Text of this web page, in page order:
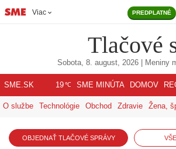
Viac PREDPLATNÉ
Tlačové
Sobota, 8. august, 2026| Meniny
SME.SK 19℃ SME MINÚTA DOMOV
O službe Technológie Obchod Zdravie Žena,
OBJEDNAŤ TLAČOVÉ SPRÁVY